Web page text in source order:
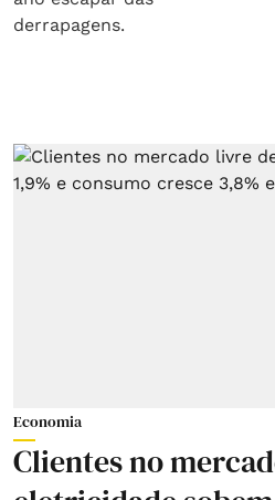
Economia
Clientes no